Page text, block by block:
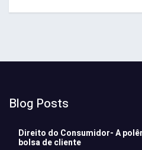
Blog Posts
Direito do Consumidor- A
bolsa de cliente